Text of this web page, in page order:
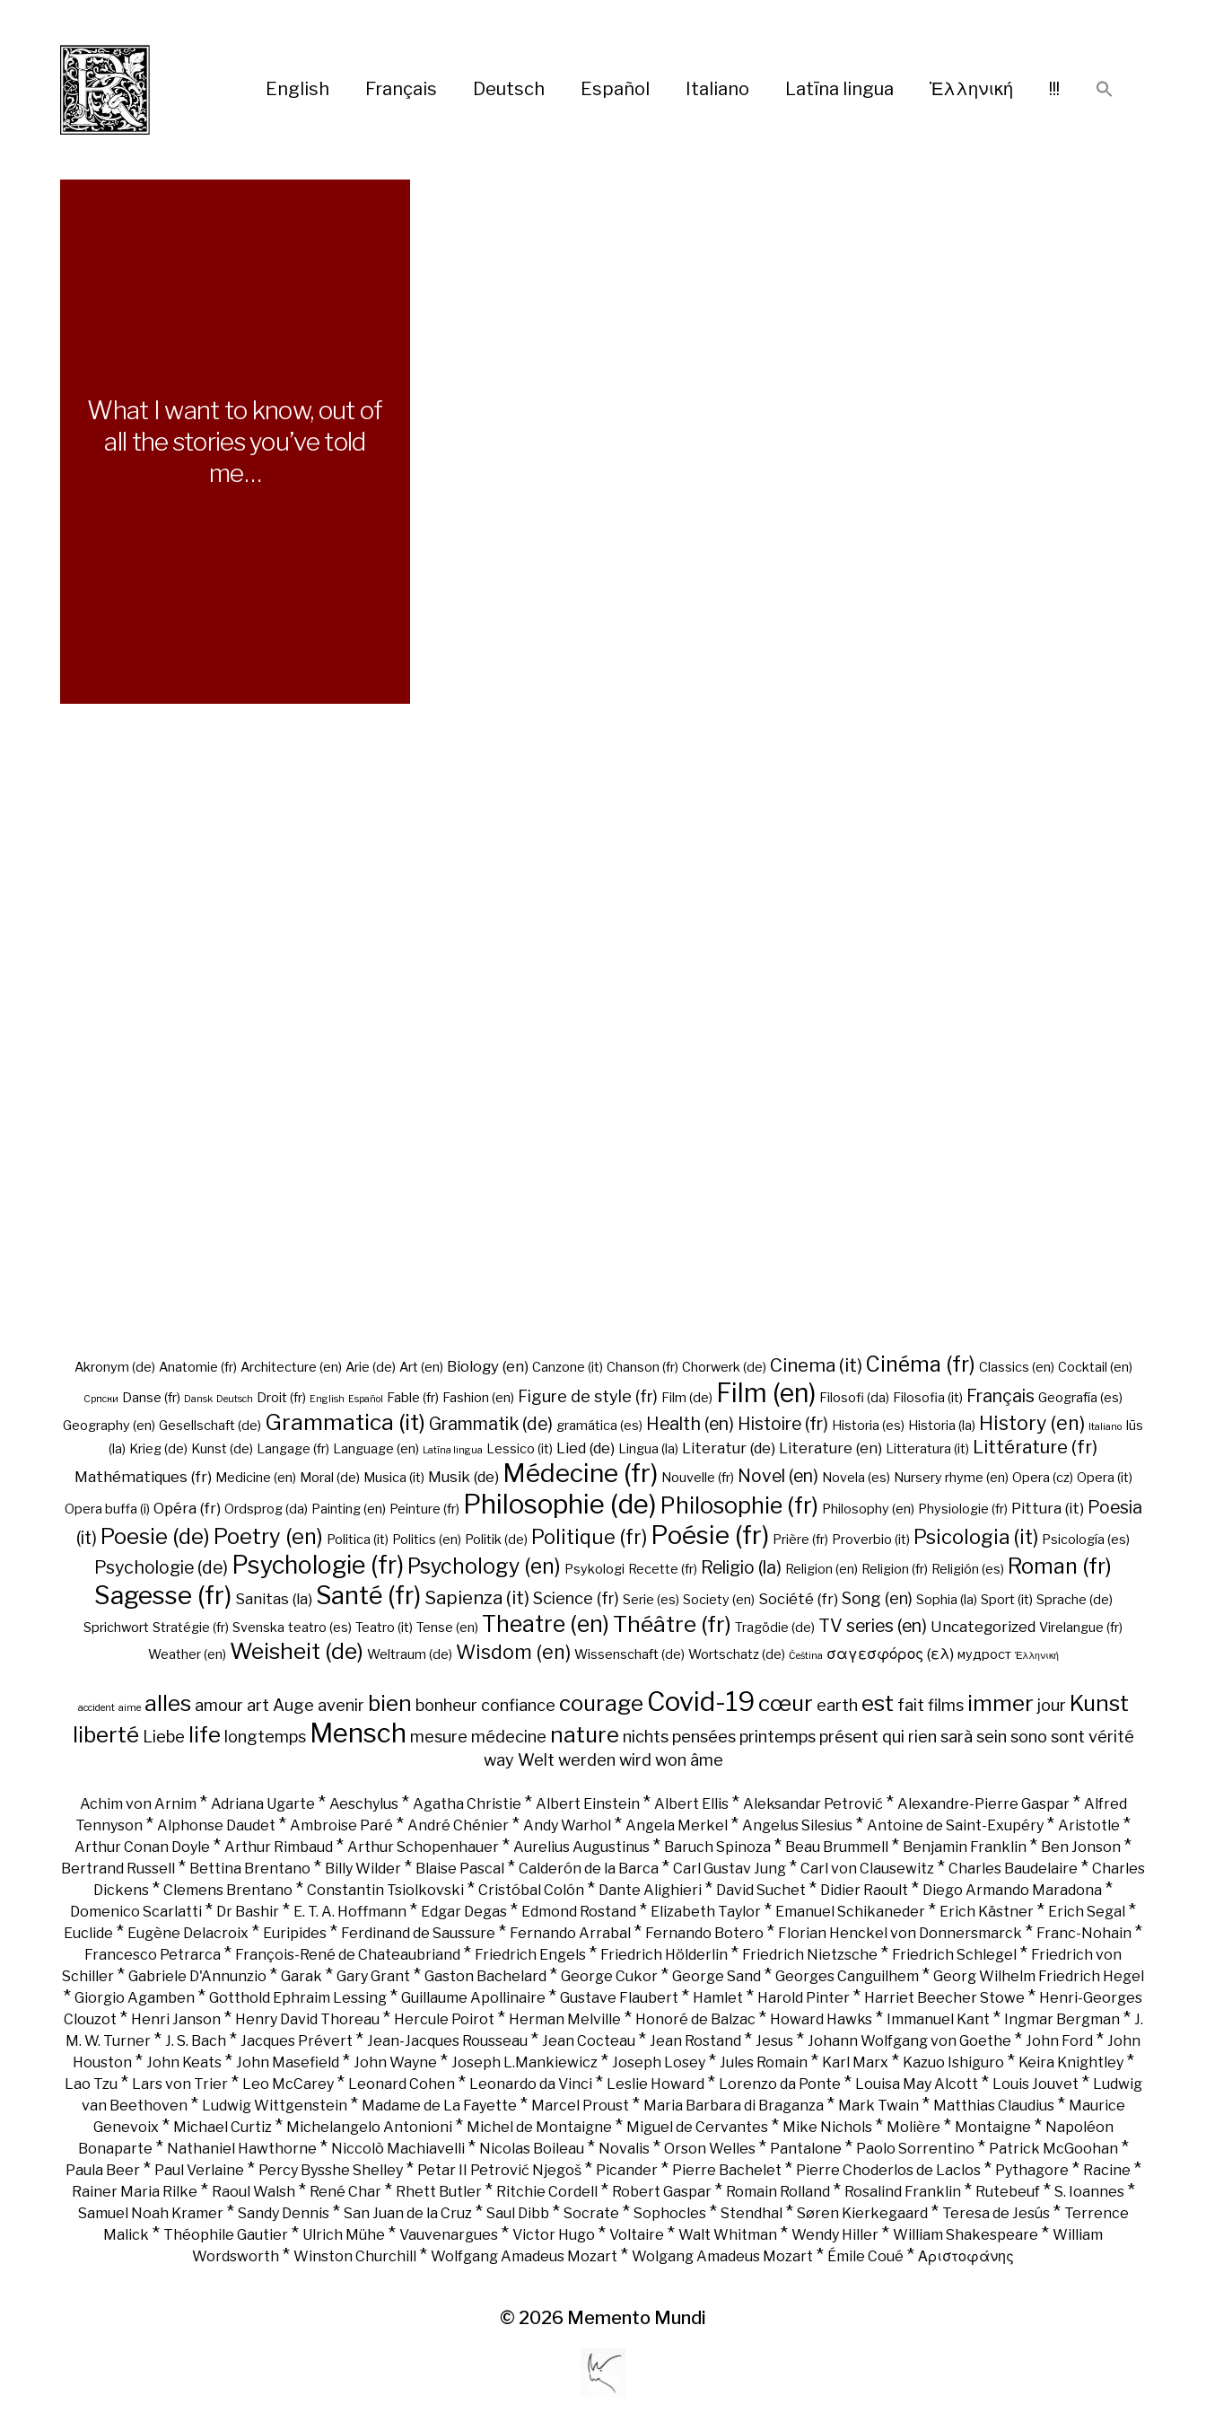
English Français Deutsch Español Italiano Latīna lingua Ἑλληνική !!!
What I want to know, out of
all the stories you’ve told
me…
Akronym (de) Anatomie (fr) Architecture (en) Arie (de) Art (en) Biology (en) Canzone (it) Chanson (fr) Chorwerk (de) Cinema (it) Cinéma (fr) Classics (en) Cocktail (en)
Cрпски Danse (fr) Dansk Deutsch Droit (fr) English Español Fable (fr) Fashion (en) Figure de style (fr) Film (de) Film (en) Filosofi (da) Filosofia (it) Français Geografía (es)
Geography (en) Gesellschaft (de) Grammatica (it) Grammatik (de) gramática (es) Health (en) Histoire (fr) Historia (es) Historia (la) History (en) Italiano Iūs
(la) Krieg (de) Kunst (de) Langage (fr) Language (en) Latīna lingua Lessico (it) Lied (de) Lingua (la) Literatur (de) Literature (en) Litteratura (it) Littérature (fr)
Mathématiques (fr) Medicine (en) Moral (de) Musica (it) Musik (de) Médecine (fr) Nouvelle (fr) Novel (en) Novela (es) Nursery rhyme (en) Opera (cz) Opera (it)
Opera buffa (i) Opéra (fr) Ordsprog (da) Painting (en) Peinture (fr) Philosophie (de) Philosophie (fr) Philosophy (en) Physiologie (fr) Pittura (it) Poesia
(it) Poesie (de) Poetry (en) Politica (it) Politics (en) Politik (de) Politique (fr) Poésie (fr) Prière (fr) Proverbio (it) Psicologia (it) Psicología (es)
Psychologie (de) Psychologie (fr) Psychology (en) Psykologi Recette (fr) Religio (la) Religion (en) Religion (fr) Religión (es) Roman (fr)
Sagesse (fr) Sanitas (la) Santé (fr) Sapienza (it) Science (fr) Serie (es) Society (en) Société (fr) Song (en) Sophia (la) Sport (it) Sprache (de)
Sprichwort Stratégie (fr) Svenska teatro (es) Teatro (it) Tense (en) Theatre (en) Théâtre (fr) Tragödie (de) TV series (en) Uncategorized Virelangue (fr)
Weather (en) Weisheit (de) Weltraum (de) Wisdom (en) Wissenschaft (de) Wortschatz (de) Čeština σαγεσφόρος (ελ) мудрост Ἑλληνική
accident aime alles amour art Auge avenir bien bonheur confiance courage Covid-19 cœur earth est fait films immer jour Kunst
liberté Liebe life longtemps Mensch mesure médecine nature nichts pensées printemps présent qui rien sarà sein sono sont vérité
way Welt werden wird won âme
Achim von Arnim* Adriana Ugarte * Aeschylus* Agatha Christie * Albert Einstein* Albert Ellis* Aleksandar Petrović * Alexandre-Pierre Gaspar* Alfred
Tennyson * Alphonse Daudet * Ambroise Paré * André Chénier * Andy Warhol * Angela Merkel * Angelus Silesius * Antoine de Saint-Exupéry * Aristotle *
Arthur Conan Doyle * Arthur Rimbaud * Arthur Schopenhauer * Aurelius Augustinus * Baruch Spinoza * Beau Brummell * Benjamin Franklin * Ben Jonson *
Bertrand Russell * Bettina Brentano * Billy Wilder * Blaise Pascal * Calderón de la Barca * Carl Gustav Jung * Carl von Clausewitz * Charles Baudelaire * Charles
Dickens * Clemens Brentano * Constantin Tsiolkovski * Cristóbal Colón * Dante Alighieri * David Suchet * Didier Raoult * Diego Armando Maradona *
Domenico Scarlatti * Dr Bashir * E. T. A. Hoffmann * Edgar Degas * Edmond Rostand * Elizabeth Taylor * Emanuel Schikaneder * Erich Kästner * Erich Segal *
Euclide * Eugène Delacroix * Euripides * Ferdinand de Saussure * Fernando Arrabal * Fernando Botero * Florian Henckel von Donnersmarck * Franc-Nohain *
Francesco Petrarca * François-René de Chateaubriand * Friedrich Engels * Friedrich Hölderlin * Friedrich Nietzsche * Friedrich Schlegel * Friedrich von
Schiller * Gabriele D'Annunzio * Garak * Gary Grant * Gaston Bachelard * George Cukor * George Sand * Georges Canguilhem * Georg Wilhelm Friedrich Hegel
* Giorgio Agamben * Gotthold Ephraim Lessing * Guillaume Apollinaire * Gustave Flaubert * Hamlet * Harold Pinter * Harriet Beecher Stowe * Henri-Georges
Clouzot * Henri Janson* Henry David Thoreau* Hercule Poirot * Herman Melville * Honoré de Balzac * Howard Hawks* Immanuel Kant * Ingmar Bergman* J.
M. W. Turner * J. S. Bach * Jacques Prévert * Jean-Jacques Rousseau * Jean Cocteau * Jean Rostand * Jesus * Johann Wolfgang von Goethe * John Ford * John
Houston* John Keats* John Masefield* John Wayne * Joseph L.Mankiewicz* Joseph Losey* Jules Romain* Karl Marx * Kazuo Ishiguro * Keira Knightley*
Lao Tzu* Lars von Trier* Leo McCarey* Leonard Cohen* Leonardo da Vinci* Leslie Howard* Lorenzo da Ponte * Louisa May Alcott * Louis Jouvet * Ludwig
van Beethoven* Ludwig Wittgenstein* Madame de La Fayette * Marcel Proust * Maria Barbara di Braganza* Mark Twain* Matthias Claudius* Maurice
Genevoix * Michael Curtiz* Michelangelo Antonioni* Michel de Montaigne * Miguel de Cervantes* Mike Nichols* Molière * Montaigne * Napoléon
Bonaparte * Nathaniel Hawthorne * Niccolò Machiavelli* Nicolas Boileau* Novalis* Orson Welles* Pantalone * Paolo Sorrentino * Patrick McGoohan*
Paula Beer* Paul Verlaine * Percy Bysshe Shelley* Petar II Petrović Njegoš* Picander* Pierre Bachelet * Pierre Choderlos de Laclos* Pythagore * Racine *
Rainer Maria Rilke * Raoul Walsh* René Char* Rhett Butler* Ritchie Cordell * Robert Gaspar* Romain Rolland* Rosalind Franklin* Rutebeuf* S. Ioannes*
Samuel Noah Kramer* Sandy Dennis* San Juan de la Cruz* Saul Dibb * Socrate * Sophocles* Stendhal* Søren Kierkegaard* Teresa de Jesús* Terrence
Malick * Théophile Gautier * Ulrich Mühe * Vauvenargues * Victor Hugo * Voltaire * Walt Whitman * Wendy Hiller * William Shakespeare * William
Wordsworth * Winston Churchill * Wolfgang Amadeus Mozart * Wolgang Amadeus Mozart * Émile Coué * Αριστοφάνης
© 2026 Memento Mundi